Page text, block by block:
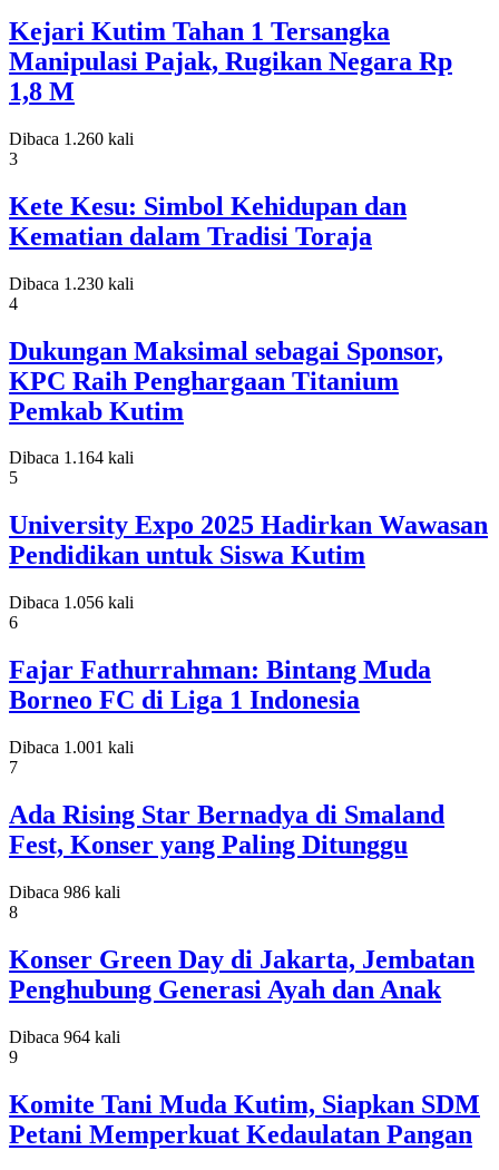
Kejari Kutim Tahan 1 Tersangka
Manipulasi Pajak, Rugikan Negara Rp
1,8 M
Dibaca 1.260 kali
3
Kete Kesu: Simbol Kehidupan dan
Kematian dalam Tradisi Toraja
Dibaca 1.230 kali
4
Dukungan Maksimal sebagai Sponsor,
KPC Raih Penghargaan Titanium
Pemkab Kutim
Dibaca 1.164 kali
5
University Expo 2025 Hadirkan Wawasan
Pendidikan untuk Siswa Kutim
Dibaca 1.056 kali
6
Fajar Fathurrahman: Bintang Muda
Borneo FC di Liga 1 Indonesia
Dibaca 1.001 kali
7
Ada Rising Star Bernadya di Smaland
Fest, Konser yang Paling Ditunggu
Dibaca 986 kali
8
Konser Green Day di Jakarta, Jembatan
Penghubung Generasi Ayah dan Anak
Dibaca 964 kali
9
Komite Tani Muda Kutim, Siapkan SDM
Petani Memperkuat Kedaulatan Pangan